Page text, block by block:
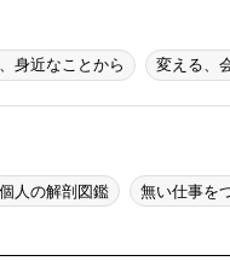
身近なことから 変える、
人の解剖図鑑 無い仕事を